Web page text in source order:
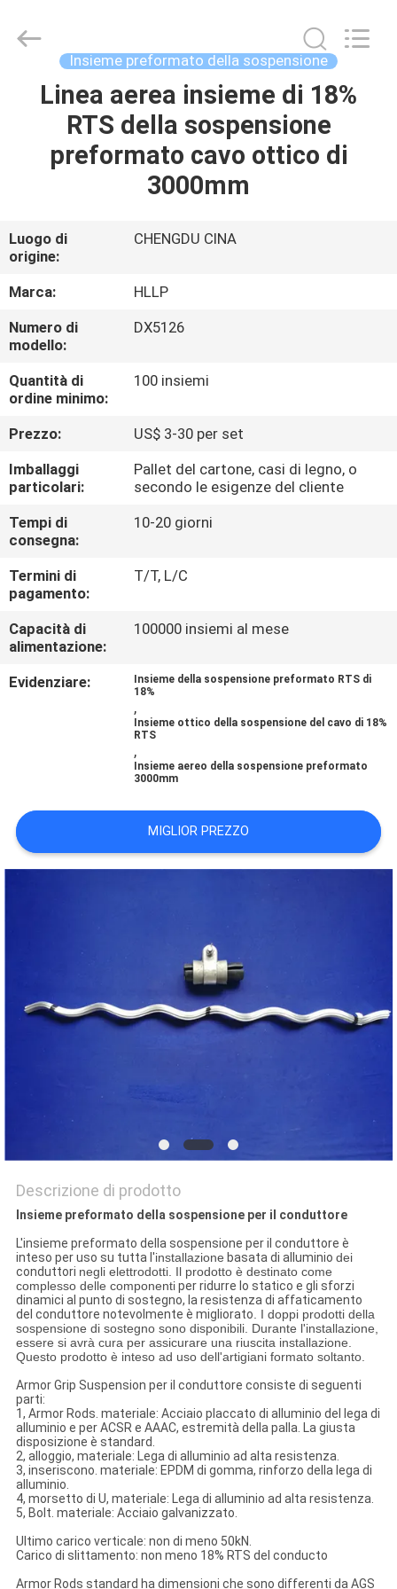
CASA
PRODOTTI
NOI
GIRO
DELLA
FABBRICA
CONTROLLO
DI
QUALITÀ
CONTATTICI
RICHIEDA
CITAZIONE
SITO
PRIVACY
Products
Insieme preformato della sospensione
Linea aerea insieme di 18%
RTS della sospensione
preformato cavo ottico di
3000mm
Luogo di
origine:
CHENGDU CINA
Marca:
HLLP
Numero di
modello:
DX5126
Quantità di
ordine minimo:
100 insiemi
Prezzo:
US$ 3-30 per set
Imballaggi
particolari:
Pallet del cartone, casi di legno, o
secondo le esigenze del cliente
Tempi di
consegna:
10-20 giorni
Termini di
pagamento:
T/T, L/C
Capacità di
alimentazione:
100000 insiemi al mese
Evidenziare:
Insieme della sospensione preformato RTS di
18%
,
Insieme ottico della sospensione del cavo di 18%
RTS
,
Insieme aereo della sospensione preformato
3000mm
MIGLIOR PREZZO
Descrizione di prodotto
Insieme preformato della sospensione per il conduttore
L'insieme preformato della sospensione per il conduttore è
inteso per uso su tutta l'installazione basata di alluminio dei
conduttori negli elettrodotti. Il prodotto è destinato come
complesso delle componentiper ridurre lo statico e gli sforzi
dinamici al punto di sostegno, la resistenza di affaticamento
del conduttore notevolmente è migliorato. I doppi prodotti della
sospensione di sostegno sono disponibili. Durante l'installazione,
essere si avrà cura per assicurare una riuscita installazione.
Questo prodotto è inteso ad uso dell'artigiani formato soltanto.
Armor Grip Suspension per il conduttore consiste di seguenti
parti:
1, Armor Rods. materiale: Acciaio placcato di alluminio del lega di
alluminio e per ACSR e AAAC, estremità della palla. La giusta
disposizione è standard.
2, alloggio, materiale: Lega di alluminio ad alta resistenza.
3, inseriscono. materiale: EPDM di gomma, rinforzo della lega di
alluminio.
4, morsetto di U, materiale: Lega di alluminio ad alta resistenza.
5, Bolt. materiale: Acciaio galvanizzato.
Ultimo carico verticale: non di meno 50kN.
Carico di slittamento: non meno 18% RTS del conducto
Armor Rods standard ha dimensioni che sono differenti da AGS